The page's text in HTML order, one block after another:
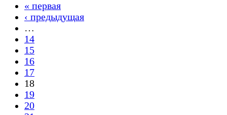
« первая
‹ предыдущая
…
14
15
16
17
18
19
20